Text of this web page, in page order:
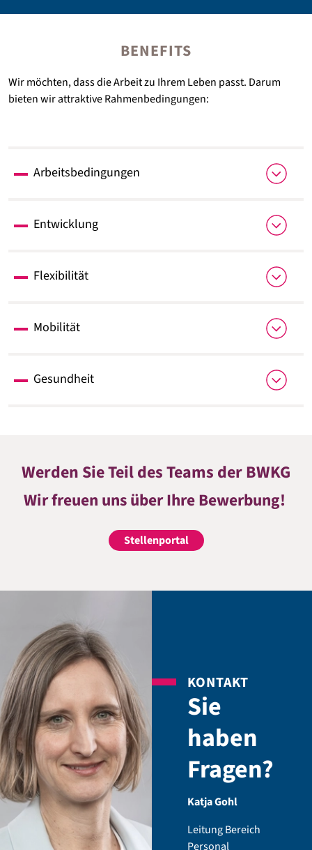
BENEFITS
Wir möchten, dass die Arbeit zu Ihrem Leben passt. Darum
bieten wir attraktive Rahmenbedingungen:
Arbeitsbedingungen
30 Urlaubstage (24.12. und 31.12. arbeitsfrei)
Zusatzversorgungskasse des KVBW
Entwicklung
Flexibilität
(Vollzeit)
Mobilität
Businessbike-Fahrradleasing
Gesundheit
Werden Sie Teil des Teams der BWKG
Wir freuen uns über Ihre Bewerbung!
Stellenportal
KONTAKT
Sie
haben
Fragen?
Katja Gohl
Leitung Bereich
Personal